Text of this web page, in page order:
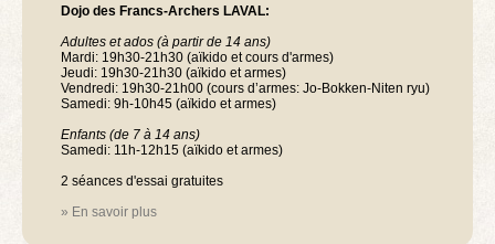
Dojo des Francs-Archers LAVAL:
Adultes et ados (à partir de 14 ans)
Mardi: 19h30-21h30 (aïkido et cours d'armes)
Jeudi: 19h30-21h30 (aïkido et armes)
Vendredi: 19h30-21h00 (cours d’armes: Jo-Bokken-Niten ryu)
Samedi: 9h-10h45 (aïkido et armes)
Enfants (de 7 à 14 ans)
Samedi: 11h-12h15 (aïkido et armes)
2 séances d'essai gratuites
» En savoir plus